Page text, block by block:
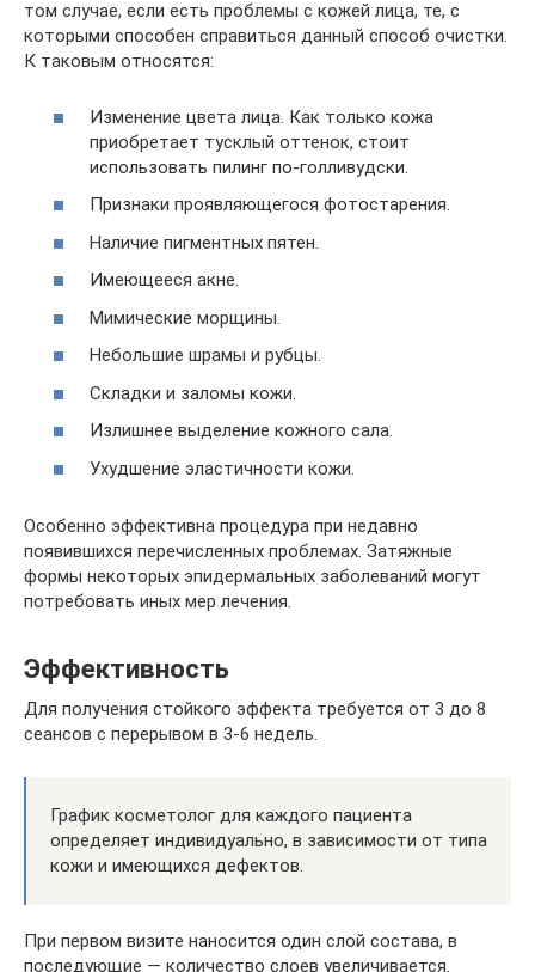
том случае, если есть проблемы с кожей лица, те, с
которыми способен справиться данный способ очистки.
К таковым относятся:
Изменение цвета лица. Как только кожа
приобретает тусклый оттенок, стоит
использовать пилинг по-голливудски.
Признаки проявляющегося фотостарения.
Наличие пигментных пятен.
Имеющееся акне.
Мимические морщины.
Небольшие шрамы и рубцы.
Складки и заломы кожи.
Излишнее выделение кожного сала.
Ухудшение эластичности кожи.
Особенно эффективна процедура при недавно
появившихся перечисленных проблемах. Затяжные
формы некоторых эпидермальных заболеваний могут
потребовать иных мер лечения.
Эффективность
Для получения стойкого эффекта требуется от 3 до 8
сеансов с перерывом в 3-6 недель.
График косметолог для каждого пациента
определяет индивидуально, в зависимости от типа
кожи и имеющихся дефектов.
При первом визите наносится один слой состава, в
последующие — количество слоев увеличивается.